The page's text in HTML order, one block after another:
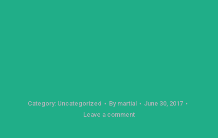
Category: Uncategorized By martial
June 30, 2017
Leave a comment